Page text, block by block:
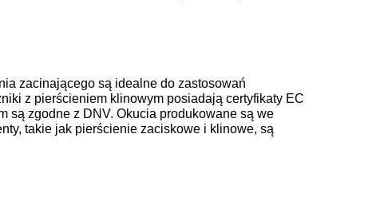
zacinającego są idealne do zastosowań
z pierścieniem klinowym posiadają certyfikaty EC
są zgodne z DNV. Okucia produkowane są we
takie jak pierścienie zaciskowe i klinowe, są